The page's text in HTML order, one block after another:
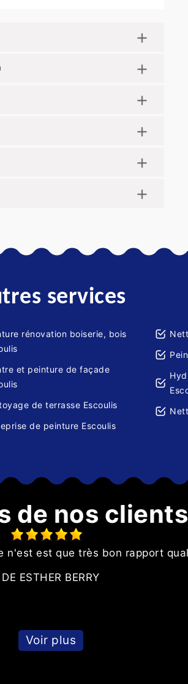
services
rénovation boiserie, bois
et peinture de façade
de terrasse Escoulis
de peinture Escoulis
de nos clients
n'est est que très bon rapport
DE ESTHER BERRY
Voir plus